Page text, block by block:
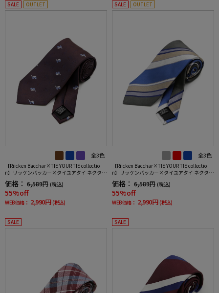
SALE OUTLET
全3色
【Riicken Bacchar×TIE YOUR TIE collectio
n】リッケンバッカー×タイユアタイ ネクタイ
シルク100% 小柄
価格： 6,589円 (税込)
55%off
WEB価格： 2,990円 (税込)
SALE OUTLET
全3色
【Riicken Bacchar×TIE YOUR TIE collectio
n】リッケンバッカー×タイユアタイ ネクタイ
シルク100% ストライプ
価格： 6,589円 (税込)
55%off
WEB価格： 2,990円 (税込)
SALE SALE